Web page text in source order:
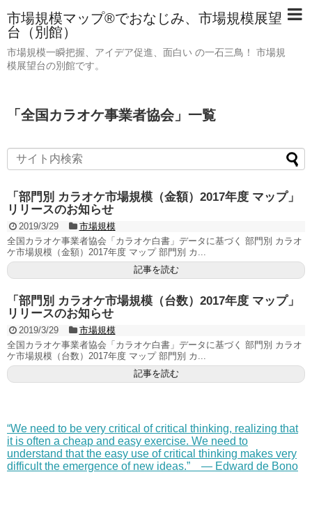
市場規模マップ®でおなじみ、市場規模展望
台（別館）
市場規模一瞬把握、アイデア促進、面白い の一石三鳥！ 市場規
模展望台の別館です。
「 全国カラオケ事業者協会」 一覧
「部門別 カラオケ市場規模（金額）2017年度 マップ」
リリースのお知らせ
2019/3/29
市場規模
全国カラオケ事業者協会「カラオケ白書」データに基づく 部門別 カラオ
ケ市場規模（金額）2017年度 マップ 部門別 カ...
記事を読む
「部門別 カラオケ市場規模（台数）2017年度 マップ」
リリースのお知らせ
2019/3/29
市場規模
全国カラオケ事業者協会「カラオケ白書」データに基づく 部門別 カラオ
ケ市場規模（台数）2017年度 マップ 部門別 カ...
記事を読む
“We need to be very critical of critical thinking, realizing that
it is often a cheap and easy exercise. We need to
understand that the easy use of critical thinking makes very
difficult the emergence of new ideas.” — Edward de Bono